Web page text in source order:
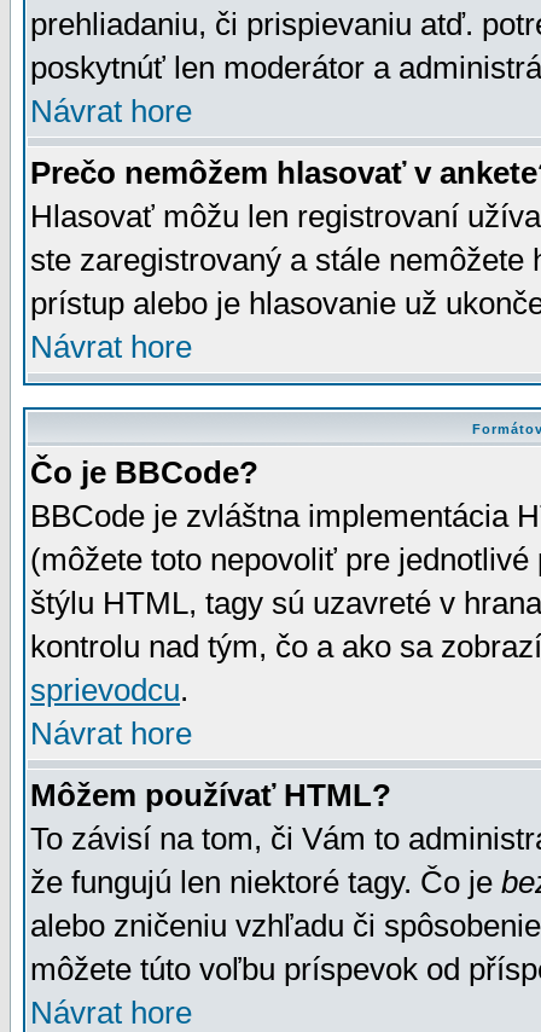
prehliadaniu, či prispievaniu atď.
poskytnúť len moderátor a
Návrat hore
Prečo nemôžem hlasovať v
Hlasovať môžu len registrovaní
ste zaregistrovaný a stále
prístup alebo je hlasovanie už
Návrat hore
Čo je BBCode?
BBCode je zvláštna implementácia
(môžete toto nepovoliť pre
štýlu HTML, tagy sú uzavreté v
kontrolu nad tým, čo a ako sa
sprievodcu.
Návrat hore
Môžem používať HTML?
To závisí na tom, či Vám to
že fungujú len niektoré tagy. Čo je
alebo zničeniu vzhľadu či
môžete túto voľbu príspevok od
Návrat hore